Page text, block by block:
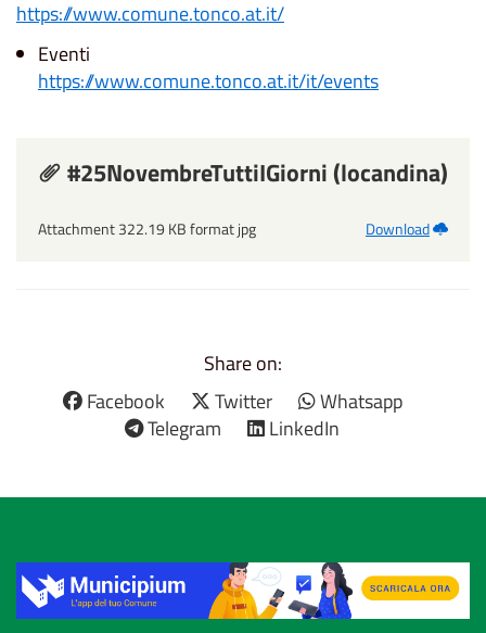
https://www.comune.tonco.at.it/
Eventi
https://www.comune.tonco.at.it/it/events
#25NovembreTuttiIGiorni (locandina)
Attachment 322.19 KB format jpg Download
Share on:
Facebook
Twitter
Whatsapp
Telegram
LinkedIn
Title